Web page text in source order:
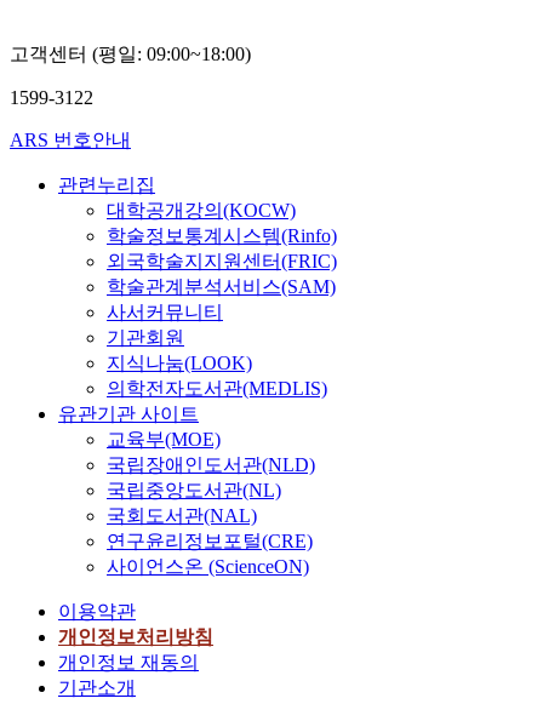
고객센터 (평일: 09:00~18:00)
1599-3122
ARS 번호안내
관련누리집
대학공개강의(KOCW)
학술정보통계시스템(Rinfo)
외국학술지지원센터(FRIC)
학술관계분석서비스(SAM)
사서커뮤니티
기관회원
지식나눔(LOOK)
의학전자도서관(MEDLIS)
유관기관 사이트
교육부(MOE)
국립장애인도서관(NLD)
국립중앙도서관(NL)
국회도서관(NAL)
연구윤리정보포털(CRE)
사이언스온 (ScienceON)
이용약관
개인정보처리방침
개인정보 재동의
기관소개